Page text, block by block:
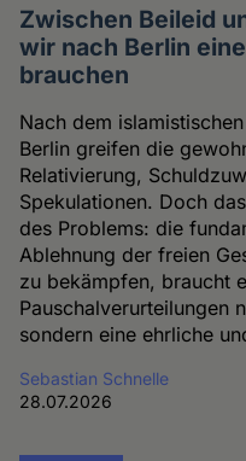
Zwischen Beileid
wir nach Berlin
brauchen
Nach dem
Berlin greifen die
Relativierung,
Spekulationen. Doch
des Problems: die
Ablehnung der freien
zu bekämpfen, braucht
Pauschalverurteilungen
sondern eine ehrliche
Sebastian Schnelle
28.07.2026